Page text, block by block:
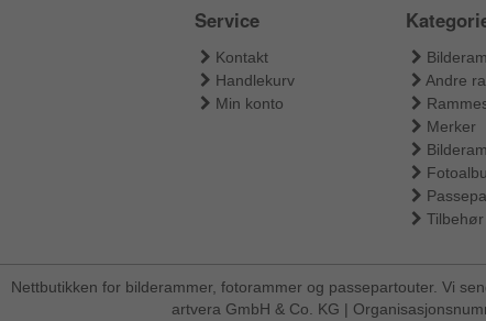
Service
Kontakt
Handlekurv
Min konto
Andre
Merker
Tilbehør
Nettbutikken for bilderammer, fotorammer og passepartouter. Vi
artvera GmbH & Co. KG |